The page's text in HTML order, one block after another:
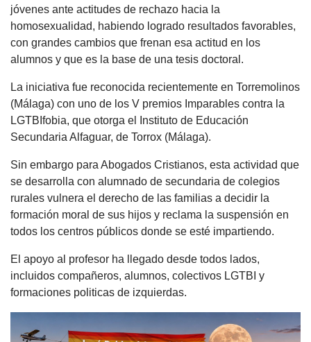
jóvenes ante actitudes de rechazo hacia la
homosexualidad, habiendo logrado resultados favorables,
con grandes cambios que frenan esa actitud en los
alumnos y que es la base de una tesis doctoral.
La iniciativa fue reconocida recientemente en Torremolinos
(Málaga) con uno de los V premios Imparables contra la
LGTBIfobia, que otorga el Instituto de Educación
Secundaria Alfaguar, de Torrox (Málaga).
Sin embargo para Abogados Cristianos, esta actividad que
se desarrolla con alumnado de secundaria de colegios
rurales vulnera el derecho de las familias a decidir la
formación moral de sus hijos y reclama la suspensión en
todos los centros públicos donde se esté impartiendo.
El apoyo al profesor ha llegado desde todos lados,
incluidos compañeros, alumnos, colectivos LGTBI y
formaciones politicas de izquierdas.